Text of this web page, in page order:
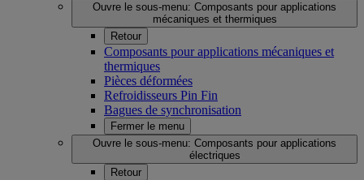
Ouvre le sous-menu: Composants pour applications
mécaniques et thermiques
Retour
Composants pour applications mécaniques et
thermiques
Pièces déformées
Refroidisseurs Pin Fin
Bagues de synchronisation
Fermer le menu
Ouvre le sous-menu: Composants pour applications
électriques
Retour